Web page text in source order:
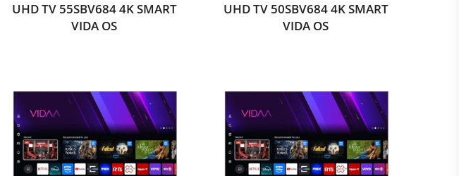
UHD TV 55SBV684 4K SMART
VIDA OS
UHD TV 50SBV684 4K SMART
VIDA OS